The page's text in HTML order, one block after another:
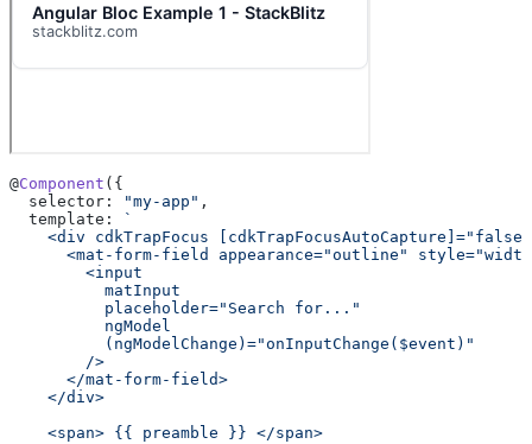
@Component ({
  selector:
"my-app" ,
  template:
`
<div cdkTrapFocus
<mat-form-field appearance="outline"
        <input
          matInput
          placeholder="Search for..."
          ngModel
          (ngModelChange)="onInputChange($event)"
        />
      </mat-form-field>
    </div>
    <span> {{ preamble }} </span>